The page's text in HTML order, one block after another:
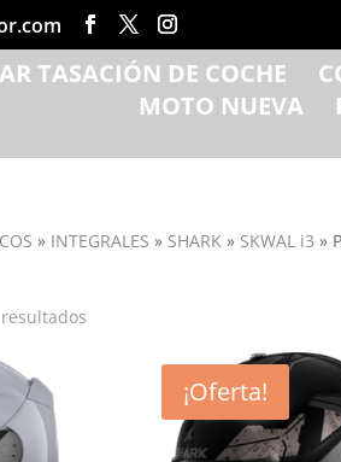
TASACIÓN DE COCHE
MOTO NUEVA
» INTEGRALES » SHARK » SKWAL i3 »
popularidad
¡Oferta!